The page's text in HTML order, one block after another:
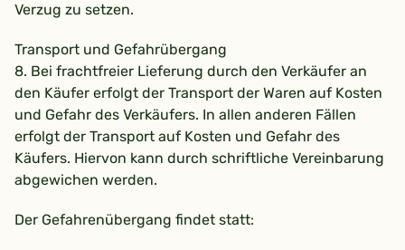
Verzug zu setzen.
Transport und Gefahrübergang
8. Bei frachtfreier Lieferung durch den Verkäufer an
den Käufer erfolgt der Transport der Waren auf Kosten
und Gefahr des Verkäufers. In allen anderen Fällen
erfolgt der Transport auf Kosten und Gefahr des
Käufers. Hiervon kann durch schriftliche Vereinbarung
abgewichen werden.
Der Gefahrenübergang findet statt: